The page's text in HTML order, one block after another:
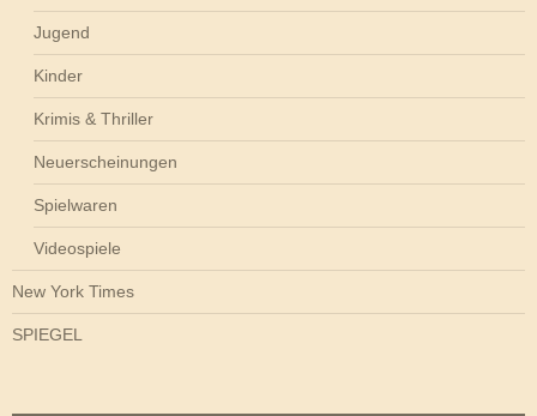
Jugend
Kinder
Krimis & Thriller
Neuerscheinungen
Spielwaren
Videospiele
New York Times
SPIEGEL